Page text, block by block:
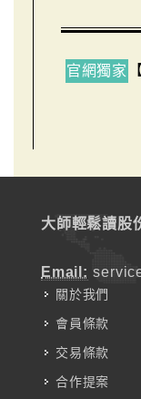
官網獨家
大師輕鬆讀股
Email:
關於我們
會員條款
交易條款
合作提案